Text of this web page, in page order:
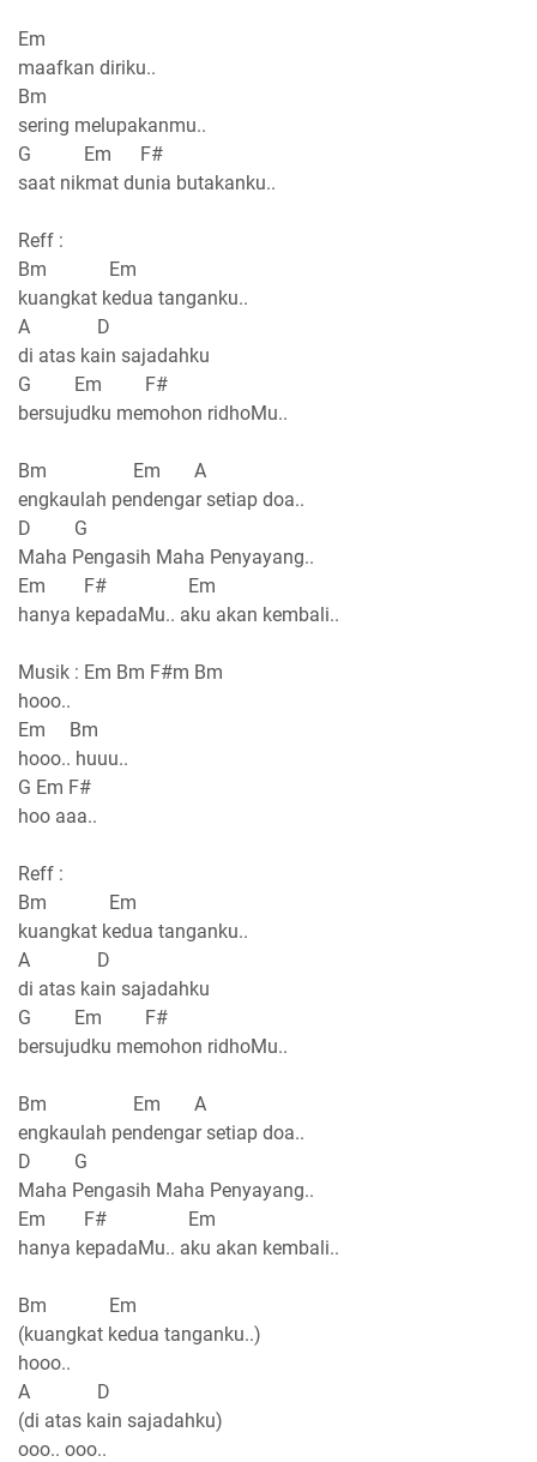
Em
maafkan diriku..
Bm
sering melupakanmu..
G Em F#
saat nikmat dunia butakanku..
Reff :
Bm Em
kuangkat kedua tanganku..
A D
di atas kain sajadahku
G Em F#
bersujudku memohon ridhoMu..
Bm Em A
engkaulah pendengar setiap doa..
D G
Maha Pengasih Maha Penyayang..
Em F# Em
hanya kepadaMu.. aku akan kembali..
Musik : Em Bm F#m Bm
hooo..
Em Bm
hooo.. huuu..
G Em F#
hoo aaa..
Reff :
Bm Em
kuangkat kedua tanganku..
A D
di atas kain sajadahku
G Em F#
bersujudku memohon ridhoMu..
Bm Em A
engkaulah pendengar setiap doa..
D G
Maha Pengasih Maha Penyayang..
Em F# Em
hanya kepadaMu.. aku akan kembali..
Bm Em
(kuangkat kedua tanganku..)
hooo..
A D
(di atas kain sajadahku)
ooo.. ooo..